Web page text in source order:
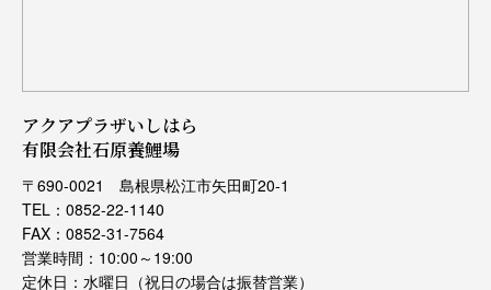
アクアプラザいしはら
有限会社石原養鯉場
〒690-0021 島根県松江市矢田町20-1
TEL：0852-22-1140
FAX：0852-31-7564
営業時間：10:00～19:00
定休日：水曜日（祝日の場合は振替営業）